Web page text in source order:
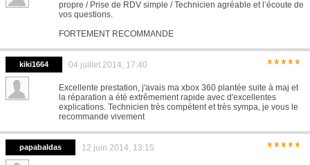
propre / Prise de RDV simple / Technicien agréable et l’écoute de
vos questions.
FORTEMENT RECOMMANDE
kiki1664 04 juillet 2014, 17:40 *****
Excellente prestation, j'avais ma xbox 360 plantée suite à maj et
la réparation a été extrêmement rapide avec d'excellentes
explications. Technicien très compétent et très sympa, je vous le
recommande vivement
papabaldas 12 juin 2014, 13:15 *****